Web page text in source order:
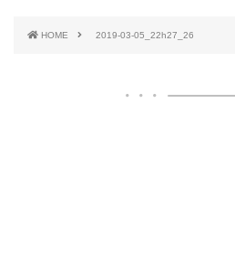
HOME 2019-03-05_22h27_26